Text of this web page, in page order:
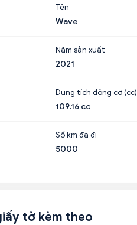
Tên
Wave
Năm sản xuất
2021
Dung tích động cơ (cc)
109.16 cc
Số km đã đi
5000
tờ kèm theo